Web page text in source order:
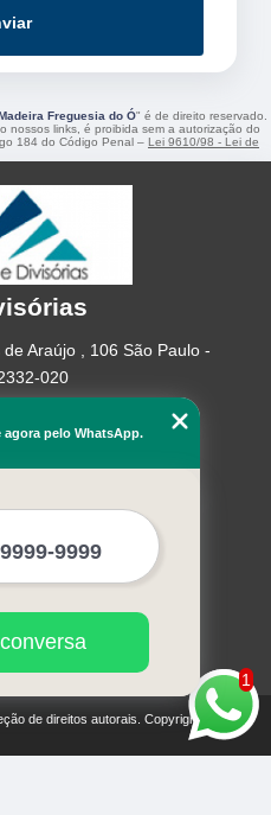
Freguesia do Ó" é de direito reservado.
nossos links, é proibida sem a autorização do
184 do Código Penal – Lei 9610/98 - Lei de
Araújo , 106 São Paulo -
020
site
de direitos autorais. Copyright© RN
1
agora pelo WhatsApp.